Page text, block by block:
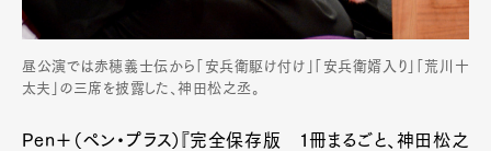
昼公演では赤穂義士伝から「安兵衛駆け付け」「安兵衛婿入り」「荒川十
太夫」の三席を披露した、神田松之丞。
Pen＋（ペン・プラス）『完全保存版 1冊まるごと、神田松之